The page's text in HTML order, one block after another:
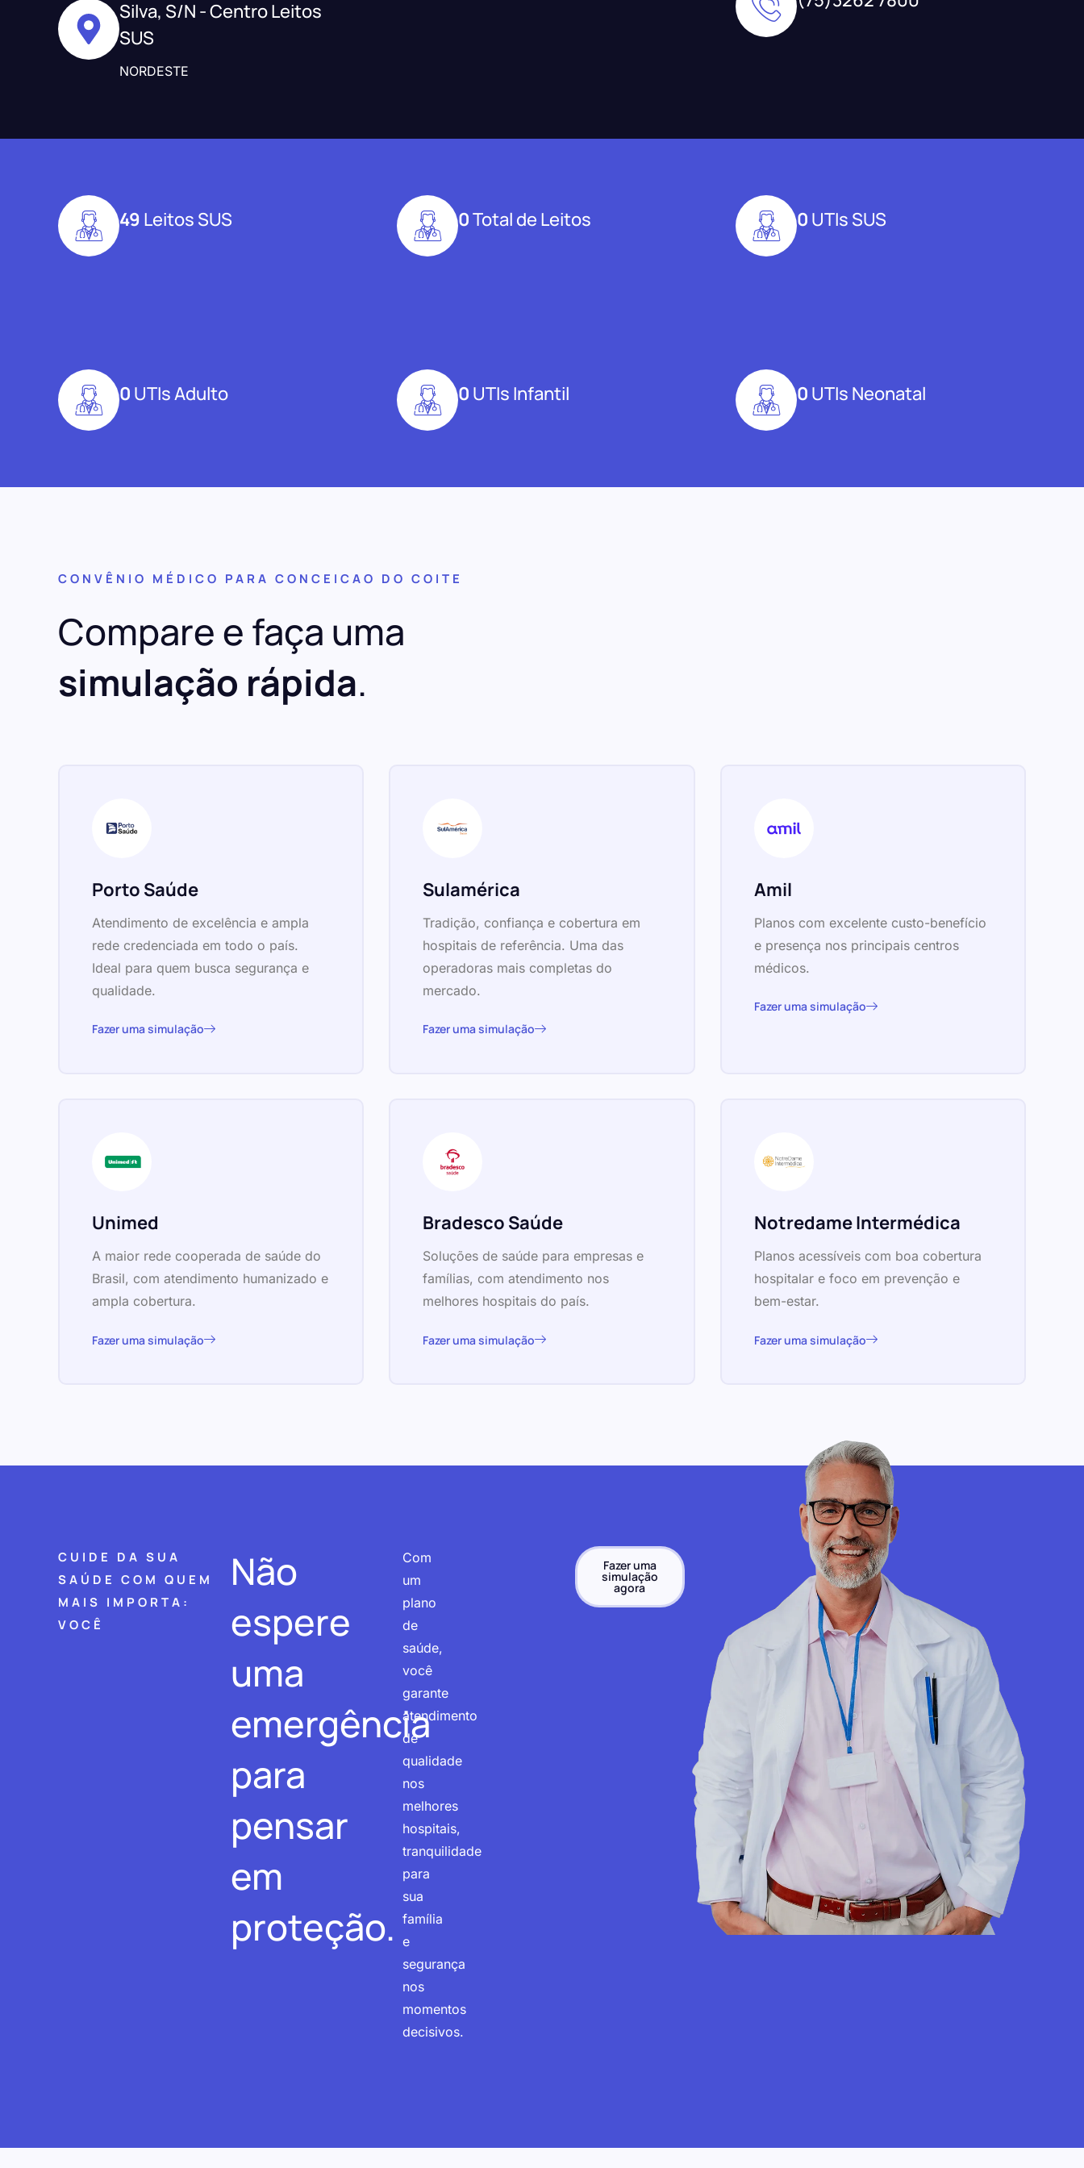
Silva, S/N - Centro Leitos
SUS
NORDESTE
49 Leitos SUS 0Total de Leitos 0 UTIs SUS
0 UTIs Adulto 0 UTIs Infantil 0 UTIs Neonatal
CONVÊNIO MÉDICO PARA CONCEICAO DO COITE
Compare e faça uma
simulação rápida.
Porto Saúde
Atendimento de excelência e ampla
rede credenciada em todo o país.
Ideal para quem busca segurança e
qualidade.
Fazer uma simulação
Sulamérica
Tradição, confiança e cobertura em
hospitais de referência. Uma das
operadoras mais completas do
mercado.
Fazer uma simulação
Amil
Planos com excelente custo-benefício
e presença nos principais centros
médicos.
Fazer uma simulação
Unimed
A maior rede cooperada de saúde do
Brasil, com atendimento humanizado e
ampla cobertura.
Fazer uma simulação
Bradesco Saúde
Soluções de saúde para empresas e
famílias, com atendimento nos
melhores hospitais do país.
Fazer uma simulação
Notredame Intermédica
Planos acessíveis com boa cobertura
hospitalar e foco em prevenção e
bem-estar.
Fazer uma simulação
CUIDE DA SUA
SAÚDE COM QUEM
MAIS IMPORTA:
VOCÊ
Não
espere
uma
emergência
para
pensar
em
proteção.
Com
um
plano
de
saúde,
você
garante
atendimento
de
qualidade
nos
melhores
hospitais,
tranquilidade
para
sua
família
e
segurança
nos
momentos
decisivos.
Fazer uma
simulação
agora